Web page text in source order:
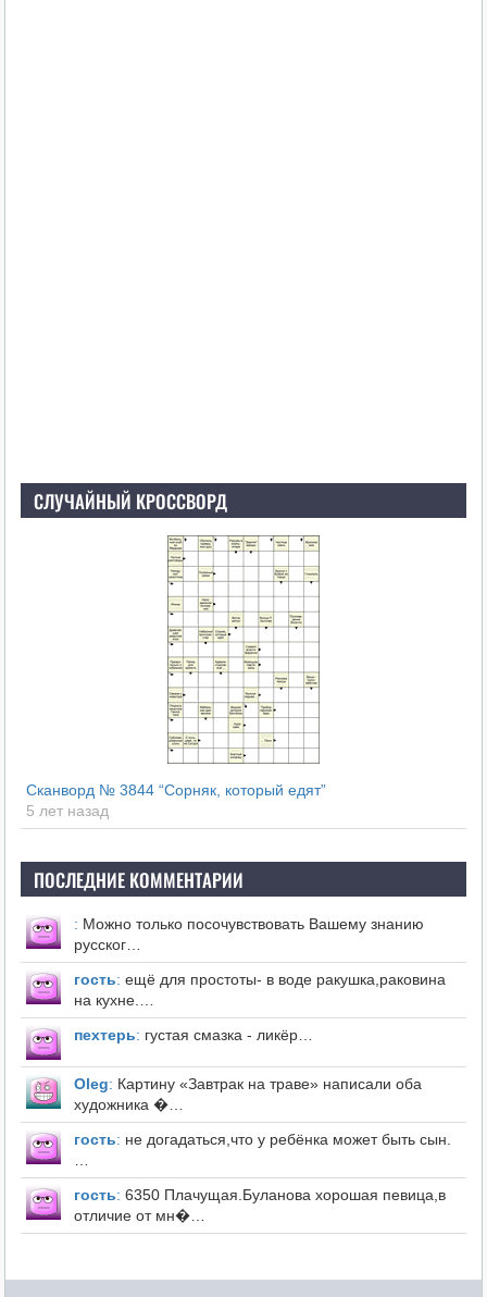
СЛУЧАЙНЫЙ КРОССВОРД
Сканворд № 3844 “Сорняк, который едят”
5 лет назад
ПОСЛЕДНИЕ КОММЕНТАРИИ
: Можно только посочувствовать Вашему знанию
русског…
гость: ещё для простоты- в воде ракушка,раковина
на кухне.…
пехтерь: густая смазка - ликёр…
Оleg: Картину «Завтрак на траве» написали оба
художника �…
гость: не догадаться,что у ребёнка может быть сын.
гость: 6350 Плачущая.Буланова хорошая певица,в
отличие от мн�…